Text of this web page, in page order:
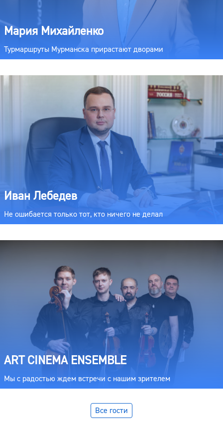
Мария Михайленко
Турмаршруты Мурманска прирастают дворами
Иван Лебедев
Не ошибается только тот, кто ничего не делал
ART CINEMA ENSEMBLE
Мы с радостью ждем встречи с нашим зрителем
Все гости